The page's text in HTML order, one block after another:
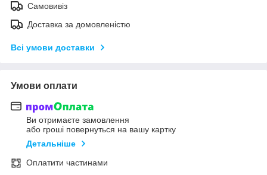
Самовивіз
Доставка за домовленістю
Всі умови доставки
Умови оплати
Ви отримаєте замовлення
або гроші повернуться на вашу картку
Детальніше
Оплатити частинами